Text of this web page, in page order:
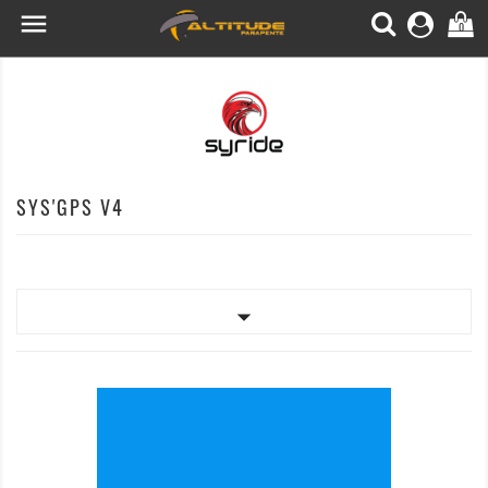
 0
SYS'GPS V4
